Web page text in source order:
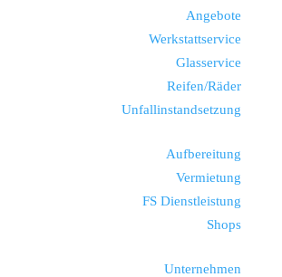
Angebote
Werkstattservice
Glasservice
Reifen/Räder
Unfallinstandsetzung
Aufbereitung
Vermietung
FS Dienstleistung
Shops
Unternehmen